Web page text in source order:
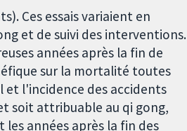
Ces essais variaient en
et de suivi des interventions.
années après la fin de
sur la mortalité toutes
et l'incidence des accidents
soit attribuable au qi gong,
années après la fin des